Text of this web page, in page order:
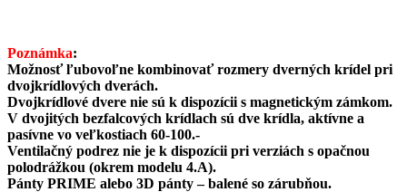
Poznámka:
Možnosť ľubovoľne kombinovať rozmery dverných krídel pri
dvojkrídlových dverách.
Dvojkrídlové dvere nie sú k dispozícii s magnetickým zámkom.
V dvojitých bezfalcových krídlach sú dve krídla, aktívne a
pasívne vo veľkostiach 60-100.-
Ventilačný podrez nie je k dispozícii pri verziách s opačnou
polodrážkou (okrem modelu 4.A).
Pánty PRIME alebo 3D pánty – balené so zárubňou.